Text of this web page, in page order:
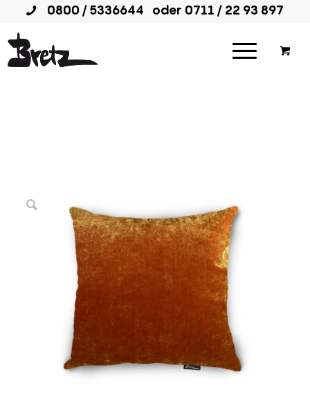
0800 / 5336644 oder 0711 / 22 93 897